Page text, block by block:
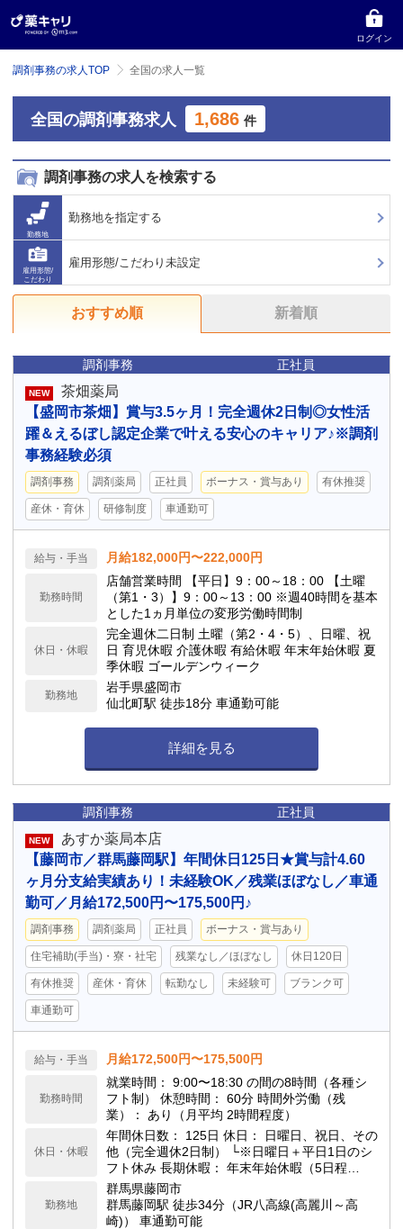
ログイン
調剤事務の求人TOP 全国の求人一覧
全国の調剤事務求人 1,686 件
調剤事務の求人を検索する
勤務地
勤務地を指定する
雇用形態/
こだわり
雇用形態/こだわり未設定
おすすめ順 新着順
調剤事務 正社員
NEW
茶畑薬局
【盛岡市茶畑】賞与3.5ヶ月！完全週休2日制◎女性活
躍＆えるぼし認定企業で叶える安心のキャリア♪※調剤
事務経験必須
調剤事務 調剤薬局 正社員 ボーナス・賞与あり 有休推奨
産休・育休 研修制度 車通勤可
給与・手当 月給182,000円〜222,000円
勤務時間
店舗営業時間 【平日】9：00～18：00 【土曜
（第1・3）】9：00～13：00 ※週40時間を基本
とした1ヵ月単位の変形労働時間制
休日・休暇
完全週休二日制 土曜（第2・4・5）、日曜、祝
日 育児休暇 介護休暇 有給休暇 年末年始休暇 夏
季休暇 ゴールデンウィーク
勤務地
岩手県盛岡市
仙北町駅 徒歩18分 車通勤可能
詳細を見る
調剤事務 正社員
NEW
あすか薬局本店
【藤岡市／群馬藤岡駅】年間休日125日★賞与計4.60
ヶ月分支給実績あり！未経験OK／残業ほぼなし／車通
勤可／月給172,500円〜175,500円♪
調剤事務 調剤薬局 正社員 ボーナス・賞与あり
住宅補助(手当)・寮・社宅 残業なし／ほぼなし 休日120日
有休推奨 産休・育休 転勤なし 未経験可 ブランク可
車通勤可
給与・手当 月給172,500円〜175,500円
勤務時間
就業時間： 9:00〜18:30 の間の8時間（各種シ
フト制） 休憩時間： 60分 時間外労働（残
業）： あり（月平均 2時間程度）
休日・休暇
年間休日数： 125日 休日： 日曜日、祝日、その
他（完全週休2日制） └※日曜日＋平日1日のシ
フト休み 長期休暇： 年末年始休暇（5日程
度）、夏季休暇（3日） 有休休暇： 入社6ヶ月
経過後 10日付与
勤務地
群馬県藤岡市
群馬藤岡駅 徒歩34分（JR八高線(高麗川～高
崎)） 車通勤可能